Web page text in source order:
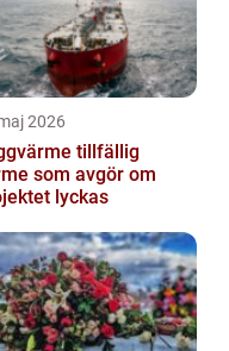
2026
tillfällig
som avgör om
lyckas